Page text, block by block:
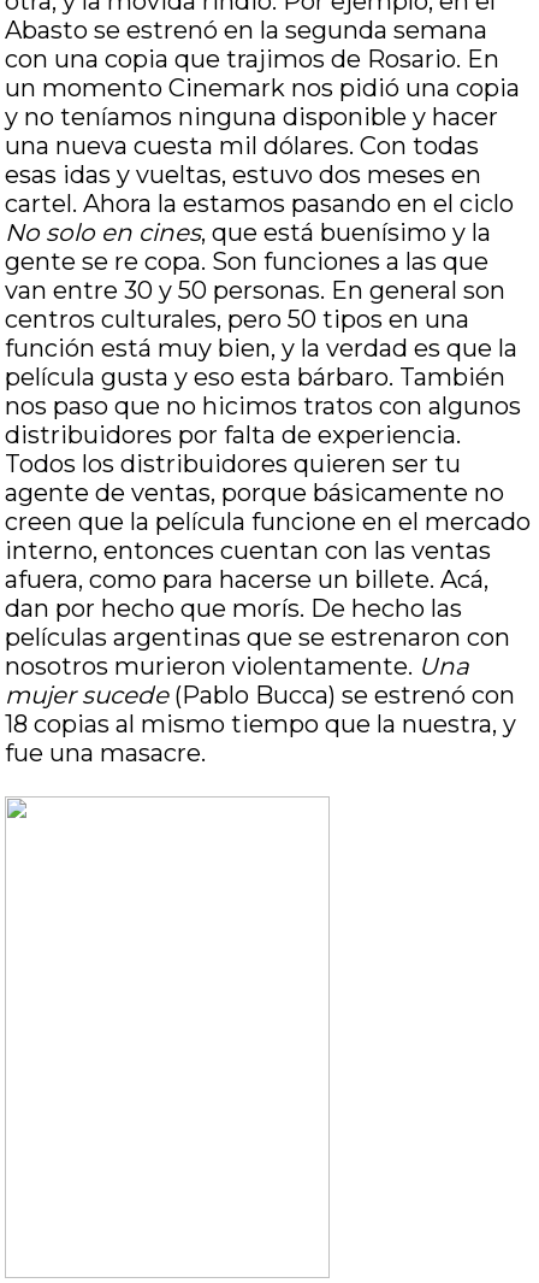
Abasto se estrenó en la segunda semana
con una copia que trajimos de Rosario. En
un momento Cinemark nos pidió una copia
y no teníamos ninguna disponible y hacer
una nueva cuesta mil dólares. Con todas
esas idas y vueltas, estuvo dos meses en
cartel. Ahora la estamos pasando en el ciclo
No solo en cines, que está buenísimo y la
gente se re copa. Son funciones a las que
van entre 30 y 50 personas. En general son
centros culturales, pero 50 tipos en una
función está muy bien, y la verdad es que la
película gusta y eso esta bárbaro. También
nos paso que no hicimos tratos con algunos
distribuidores por falta de experiencia.
Todos los distribuidores quieren ser tu
agente de ventas, porque básicamente no
creen que la película funcione en el mercado
interno, entonces cuentan con las ventas
afuera, como para hacerse un billete. Acá,
dan por hecho que morís. De hecho las
películas argentinas que se estrenaron con
nosotros murieron violentamente. Una
mujer sucede(Pablo Bucca) se estrenó con
18 copias al mismo tiempo que la nuestra, y
fue una masacre.